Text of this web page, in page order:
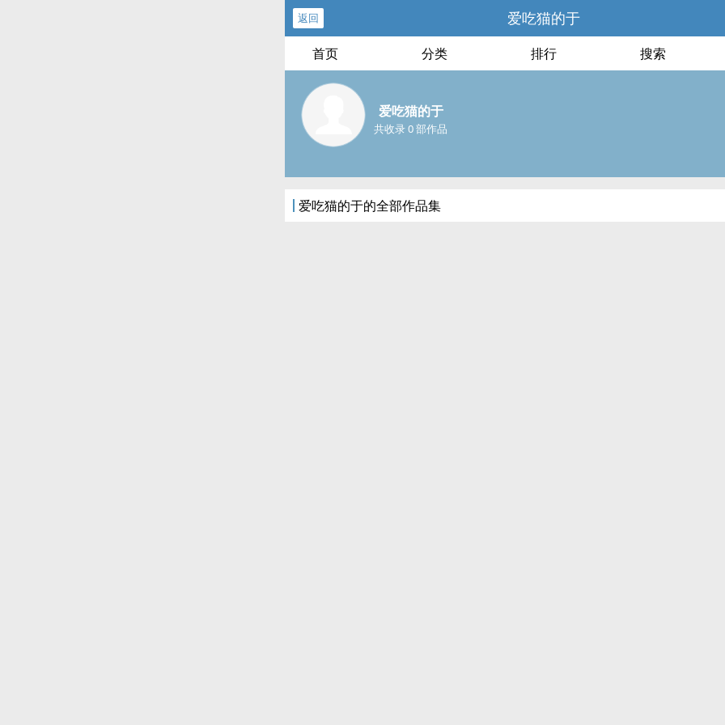
返回 爱吃猫的于
首页 分类 排行 搜索
爱吃猫的于
共收录 0 部作品
爱吃猫的于的全部作品集